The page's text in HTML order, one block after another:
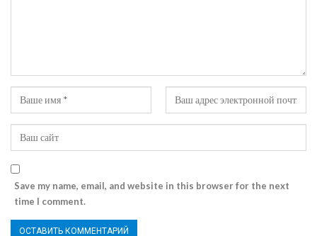
Save my name, email, and website in this browser for the next
time I comment.